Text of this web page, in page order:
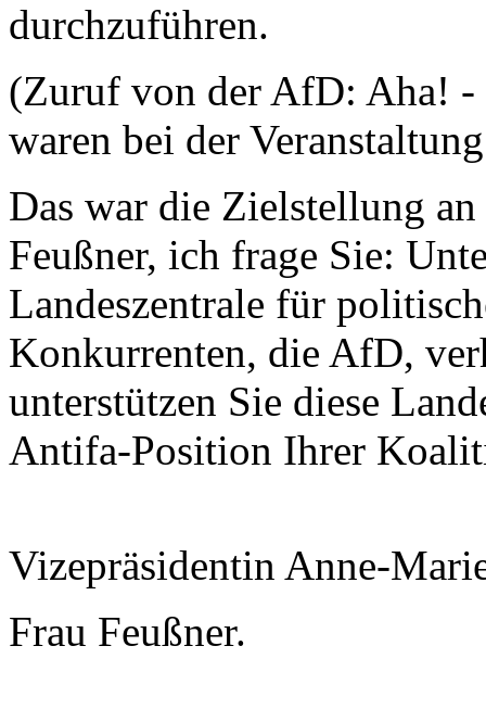
durchzuführen.
(Zuruf von der AfD: Aha! -
waren bei der
Das war die Zielstellung
Feußner, ich frage Sie:
Landeszentrale für
Konkurrenten, die AfD,
unterstützen Sie diese
Antifa-Position Ihrer
Vizepräsidentin Anne-
Frau Feußner.